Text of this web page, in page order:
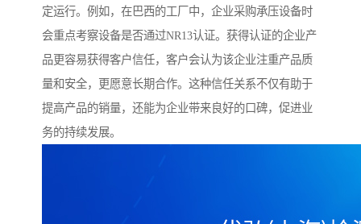
定运行。例如，在巴西的工厂中，企业采购承压设备时
会重点考察设备是否通过NR13认证。获得认证的企业产
品更容易获得客户信任，客户会认为该企业注重产品质
量和安全，更愿意长期合作。这种信任关系不仅有助于
提高产品的销量，还能为企业带来良好的口碑，促进业
务的持续发展。